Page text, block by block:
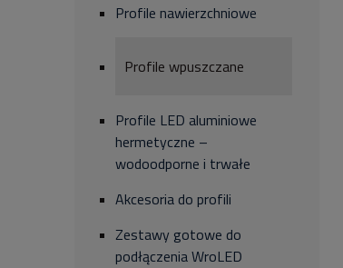
Profile nawierzchniowe
Profile wpuszczane
Profile LED aluminiowe
hermetyczne –
wodoodporne i trwałe
Akcesoria do profili
Zestawy gotowe do
podłączenia WroLED